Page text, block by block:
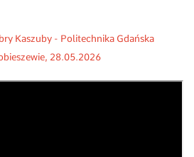
Kaszuby - Politechnika Gdańska
28.05.2026